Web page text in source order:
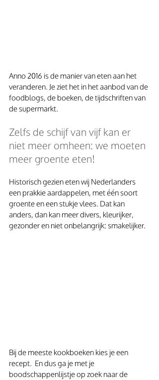
Anno 2016 is de manier van eten aan het
veranderen. Je ziet het in het aanbod van de
foodblogs, de boeken, de tijdschriften van
de supermarkt.
Zelfs de schijf van vijf kan er
niet meer omheen: we moeten
meer groente eten!
Historisch gezien eten wij Nederlanders
een prakkie aardappelen, met één soort
groente en een stukje vlees. Dat kan
anders, dan kan meer divers, kleurijker,
gezonder en niet onbelangrijk: smakelijker.
Bij de meeste kookboeken kies je een
recept.  En dus ga je met je
boodschappenlijstje op zoek naar de